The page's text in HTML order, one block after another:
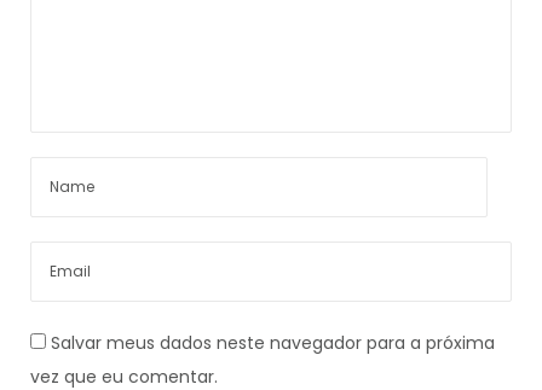
Salvar meus dados neste navegador para a próxima
vez que eu comentar.